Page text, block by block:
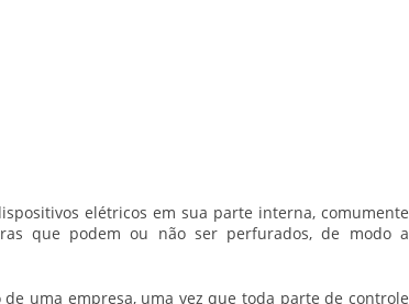
elétricos em sua parte interna, comumente
que podem ou não ser perfurados, de modo a
uma empresa, uma vez que toda parte de controle